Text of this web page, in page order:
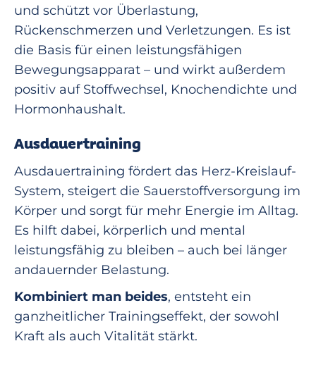
und schützt vor Überlastung,
Rückenschmerzen und Verletzungen. Es ist
die Basis für einen leistungsfähigen
Bewegungsapparat – und wirkt außerdem
positiv auf Stoffwechsel, Knochendichte und
Hormonhaushalt.
Ausdauertraining
Ausdauertraining fördert das Herz-Kreislauf-
System, steigert die Sauerstoffversorgung im
Körper und sorgt für mehr Energie im Alltag.
Es hilft dabei, körperlich und mental
leistungsfähig zu bleiben – auch bei länger
andauernder Belastung.
Kombiniert man beides, entsteht ein
ganzheitlicher Trainingseffekt, der sowohl
Kraft als auch Vitalität stärkt.